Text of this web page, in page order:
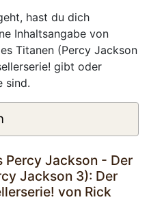
hast du dich
Inhaltsangabe von
Titanen (Percy Jackson
gibt oder
sind.
Percy Jackson - Der
Jackson 3): Der
von Rick